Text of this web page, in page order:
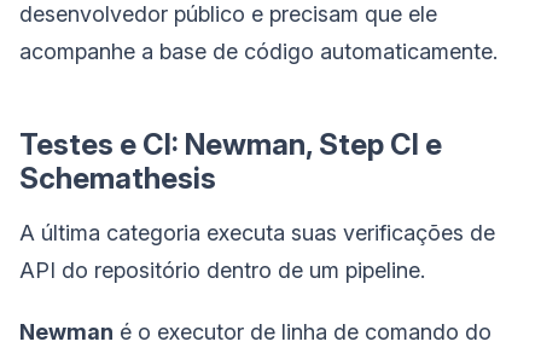
desenvolvedor público e precisam que ele
acompanhe a base de código automaticamente.
Testes e CI: Newman, Step CI e
Schemathesis
A última categoria executa suas verificações de
API do repositório dentro de um pipeline.
Newman é o executor de linha de comando do